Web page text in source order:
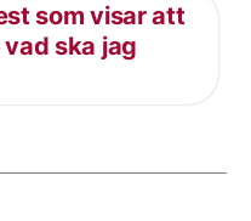
som visar att
ska jag